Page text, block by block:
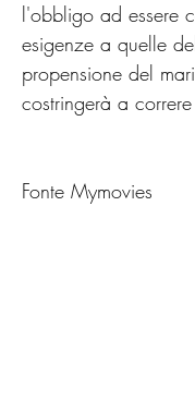
l'obbligo ad essere
esigenze a quelle
propensione del
costringerà a
Fonte Mymovies